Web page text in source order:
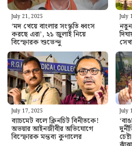
July 21, 2025
‘মদ খেয়ে বাংলার সংস্কৃতি ধ্বংস
করছে এরা’, ২১ জুলাই নিয়ে
বিস্ফোরক শুভেন্দু
July
July 17, 2025
ব্যাচমেট বলে ক্লিনচিট বিনীতকে!
অভয়ার আইনজীবীর অভিযোগে
বিস্ফোরক মন্তব্য কুণালের
July